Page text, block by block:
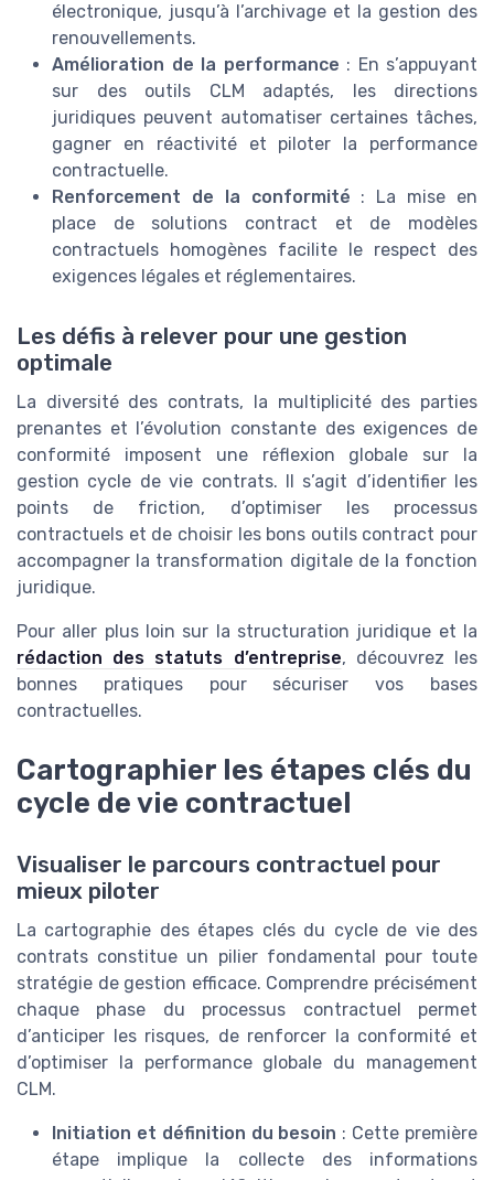
électronique, jusqu’à l’archivage et la gestion des
renouvellements.
Amélioration de la performance : En s’appuyant
sur des outils CLM adaptés, les directions
juridiques peuvent automatiser certaines tâches,
gagner en réactivité et piloter la performance
contractuelle.
Renforcement de la conformité : La mise en
place de solutions contract et de modèles
contractuels homogènes facilite le respect des
exigences légales et réglementaires.
Les défis à relever pour une gestion
optimale
La diversité des contrats, la multiplicité des parties
prenantes et l’évolution constante des exigences de
conformité imposent une réflexion globale sur la
gestion cycle de vie contrats. Il s’agit d’identifier les
points de friction, d’optimiser les processus
contractuels et de choisir les bons outils contract pour
accompagner la transformation digitale de la fonction
juridique.
Pour aller plus loin sur la structuration juridique et la
rédaction des statuts d’entreprise, découvrez les
bonnes pratiques pour sécuriser vos bases
contractuelles.
Cartographier les étapes clés du
cycle de vie contractuel
Visualiser le parcours contractuel pour
mieux piloter
La cartographie des étapes clés du cycle de vie des
contrats constitue un pilier fondamental pour toute
stratégie de gestion efficace. Comprendre précisément
chaque phase du processus contractuel permet
d’anticiper les risques, de renforcer la conformité et
d’optimiser la performance globale du management
CLM.
Initiation et définition du besoin : Cette première
étape implique la collecte des informations